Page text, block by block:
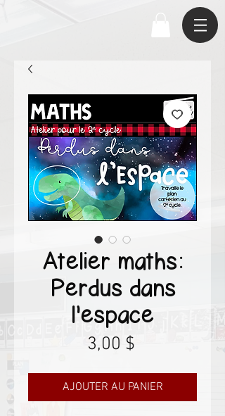
Atelier maths:
Perdus dans
l'espace
3,00 $Prix
AJOUTER AU PANIER